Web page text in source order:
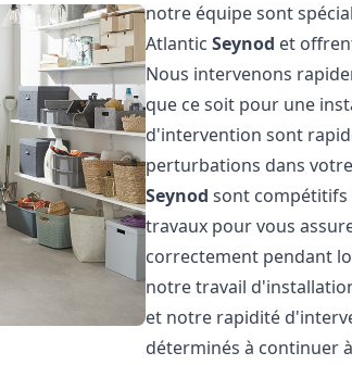
notre équipe sont
AtlanticSeynod et
Nous intervenons
que ce soit pour une
d'intervention sont
perturbations dans
Seynod sont compétitifs
travaux pour vous
correctement pendant
notre travail
et notre rapidité
déterminés à continuer